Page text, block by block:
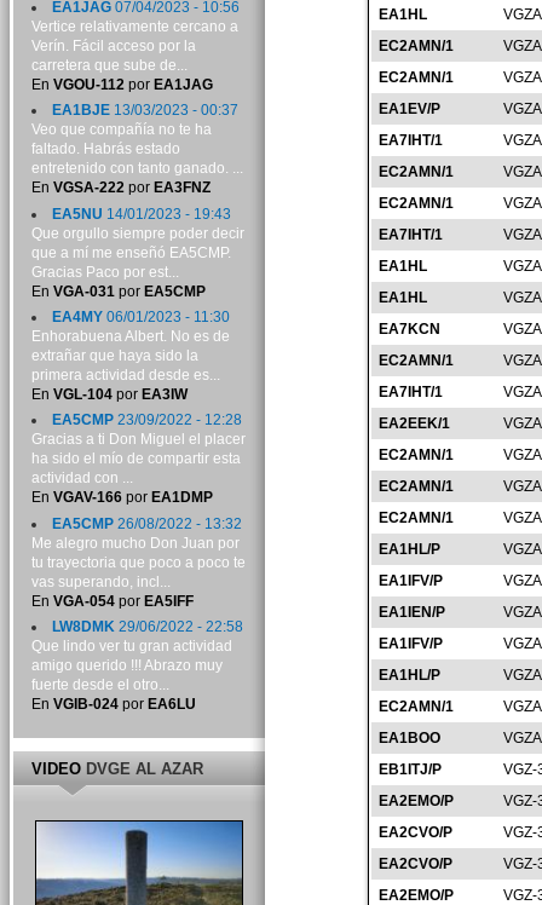
EA1HL
EC2AMN/1
EC2AMN/1
EA1EV/P
EA7IHT/1
EC2AMN/1
EC2AMN/1
EA7IHT/1
EA1HL
EA1HL
EA7KCN
EC2AMN/1
EA7IHT/1
EA2EEK/1
EC2AMN/1
EC2AMN/1
EC2AMN/1
EA1HL/P
EA1IFV/P
EA1IEN/P
EA1IFV/P
EA1HL/P
EC2AMN/1
EA1BOO
EB1ITJ/P
VGZ-
EA2EMO/P
VGZ-
EA2CVO/P
VGZ-
EA2CVO/P
VGZ-
EA2EMO/P
VGZ-
EA1JAG07/04/2023 - 10:56
Vertice relativamente cercano a
Verín. Fácil acceso por la
carretera que sube de...
En VGOU-112por EA1JAG
EA1BJE13/03/2023 - 00:37
Veo que compañía no te ha
faltado. Habrás estado
entretenido con tanto ganado. ...
En VGSA-222por EA3FNZ
EA5NU 14/01/2023 - 19:43
Que orgullo siempre poder decir
que a mí me enseñó EA5CMP.
Gracias Paco por est...
En VGA-031 por EA5CMP
EA4MY06/01/2023 - 11:30
Enhorabuena Albert. No es de
extrañar que haya sido la
primera actividad desde es...
En VGL-104por EA3IW
EA5CMP23/09/2022 - 12:28
Gracias a ti Don Miguel el placer
ha sido el mío de compartir esta
actividad con ...
En VGAV-166por EA1DMP
EA5CMP26/08/2022 - 13:32
Me alegro mucho Don Juan por
tu trayectoria que poco a poco te
vas superando, incl...
En VGA-054por EA5IFF
LW8DMK29/06/2022 - 22:58
Que lindo ver tu gran actividad
amigo querido !!! Abrazo muy
fuerte desde el otro...
En VGIB-024por EA6LU
VIDEODVGE AL AZAR